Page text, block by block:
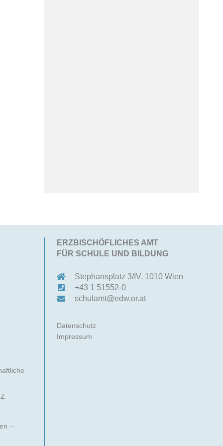
–
ERZBISCHÖFLICHES AMT
FÜR SCHULE UND BILDUNG
Stephansplatz 3/IV, 1010 Wien
+43 1 51552-0
schulamt@edw.or.at
Datenschutz
Impressum